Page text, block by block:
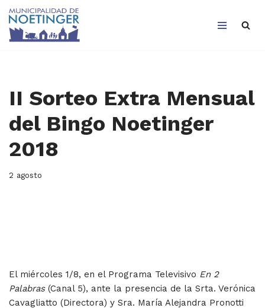
Saltar
II Sorteo Extra Mensual
del Bingo Noetinger
2018
2 agosto
El miércoles 1/8, en el Programa Televisivo En 2
Palabras(Canal 5), ante la presencia de la Srta. Verónica
Cavagliatto (Directora) y Sra. María Alejandra Pronotti